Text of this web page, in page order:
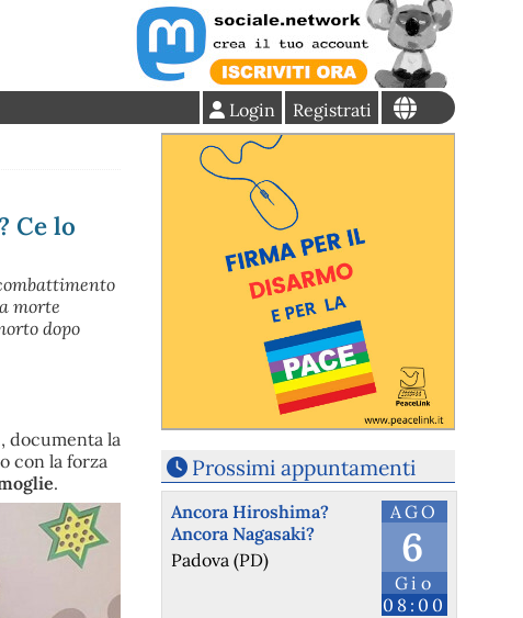
Registrati
Login
Ce lo
morte
dopo
documenta la
con la forza
.
Prossimi appuntamenti
AGO
6
Gio
08:00
Ancora Hiroshima?
Ancora Nagasaki?
Padova (PD)